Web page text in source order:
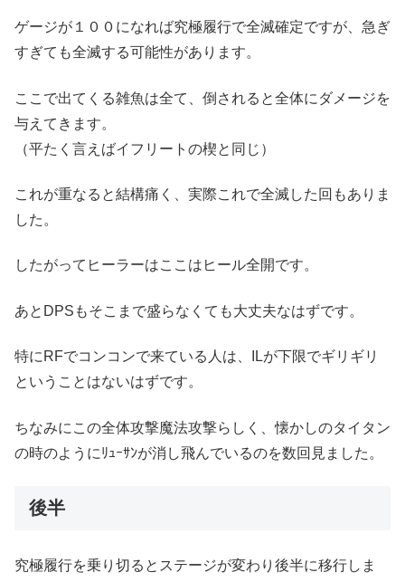
ゲージが１００になれば究極履行で全滅確定ですが、急ぎ
すぎても全滅する可能性があります。
ここで出てくる雑魚は全て、倒されると全体にダメージを
与えてきます。
（平たく言えばイフリートの楔と同じ）
これが重なると結構痛く、実際これで全滅した回もありま
した。
したがってヒーラーはここはヒール全開です。
あとDPSもそこまで盛らなくても大丈夫なはずです。
特にRFでコンコンで来ている人は、ILが下限でギリギリ
ということはないはずです。
ちなみにこの全体攻撃魔法攻撃らしく、懐かしのタイタン
の時のようにﾘｭｰｻﾝが消し飛んでいるのを数回見ました。
後半
究極履行を乗り切るとステージが変わり後半に移行しま